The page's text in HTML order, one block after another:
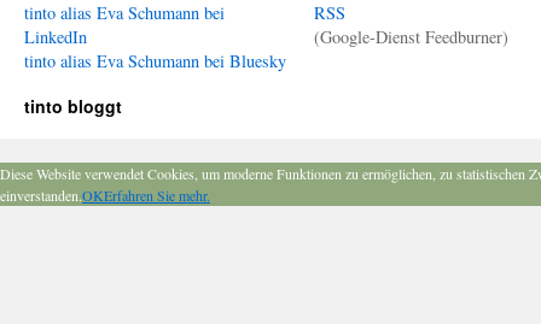
tinto alias Eva Schumann bei
LinkedIn
tinto alias Eva Schumann bei Bluesky
RSS
(Google-Dienst Feedburner)
tinto bloggt
Diese Website verwendet Cookies, um moderne Funktionen zu ermöglichen, zu
einverstanden.OKErfahren Sie mehr.